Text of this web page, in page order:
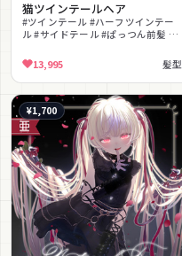
猫ツインテールヘア
#ツインテール #ハーフツインテー
ル #サイドテール #ぱっつん前髪 #
#lilToon対応 #PhysBone対応
13,995 髪型
¥1,700